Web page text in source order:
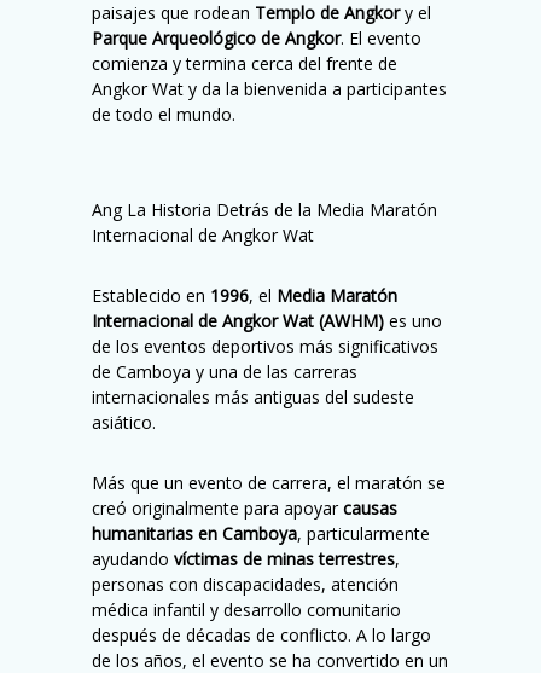
paisajes que rodean Templo de Angkory el
Parque Arqueológico de Angkor. El evento
comienza y termina cerca del frente de
Angkor Wat y da la bienvenida a participantes
de todo el mundo.
Ang La Historia Detrás de la Media Maratón
Internacional de Angkor Wat
Establecido en 1996, el Media Maratón
Internacional de Angkor Wat (AWHM) es uno
de los eventos deportivos más significativos
de Camboya y una de las carreras
internacionales más antiguas del sudeste
asiático.
Más que un evento de carrera, el maratón se
creó originalmente para apoyarcausas
humanitarias en Camboya, particularmente
ayudando víctimas de minas terrestres,
personas con discapacidades, atención
médica infantil y desarrollo comunitario
después de décadas de conflicto. A lo largo
de los años, el evento se ha convertido en un